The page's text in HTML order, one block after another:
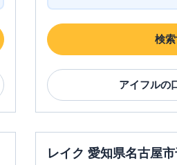
検
アイフルの
レイク 愛知県名古屋